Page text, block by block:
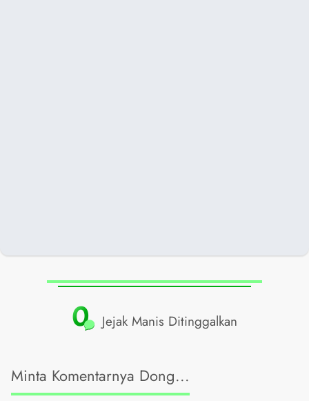
0 Jejak Manis Ditinggalkan
Minta Komentarnya Dong...